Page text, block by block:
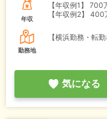
年収
【年収例1】
700
【年収例2】
400
勤務地
【横浜勤務・転
気になる